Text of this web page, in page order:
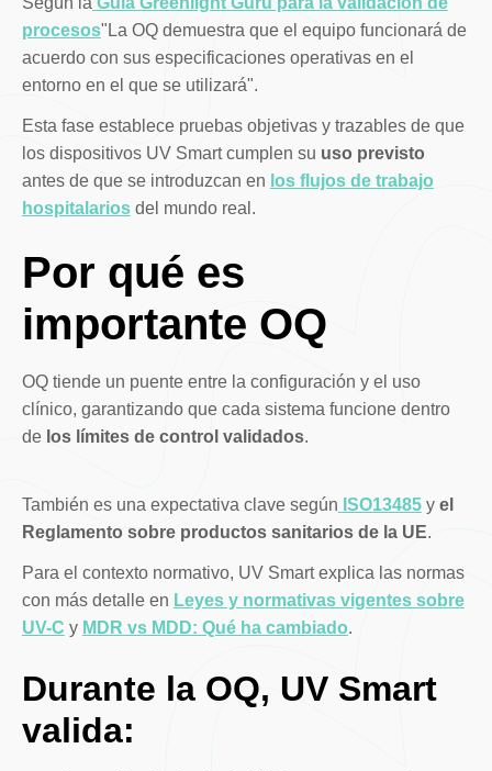
procesos"La OQ demuestra que el equipo funcionará de
acuerdo con sus especificaciones operativas en el
entorno en el que se utilizará".
Esta fase establece pruebas objetivas y trazables de que
los dispositivos UV Smart cumplen su uso previsto
antes de que se introduzcan en los flujos de trabajo
hospitalariosdel mundo real.
Por qué es
importante OQ
OQ tiende un puente entre la configuración y el uso
clínico, garantizando que cada sistema funcione dentro
de los límites de control validados.
También es una expectativa clave según ISO13485y el
Reglamento sobre productos sanitarios de la UE.
Para el contexto normativo, UV Smart explica las normas
con más detalle en Leyes y normativas vigentes sobre
UV-C y MDR vs MDD: Qué ha cambiado.
Durante la OQ, UV Smart
valida: